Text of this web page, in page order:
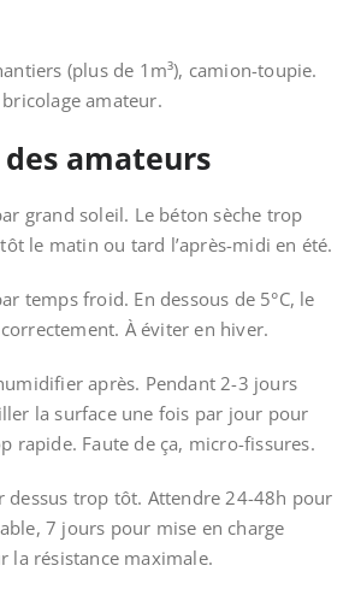
(plus de 1m³), camion-toupie.
amateur.
amateurs
grand soleil. Le béton sèche trop
le matin ou tard l’après-midi en été.
temps froid. En dessous de 5°C, le
À éviter en hiver.
après. Pendant 2-3 jours
la surface une fois par jour pour
rapide. Faute de ça, micro-fissures.
dessus trop tôt. Attendre 24-48h pour
7 jours pour mise en charge
la résistance maximale.